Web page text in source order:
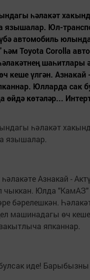
һәлакәт
язышалар. Юл-
автомобиль
Toyota Corolla
шаһитлары
кеше үлгән. Азнакай
Юлларда сак
көтәләр...
һәлакәт
язышалар.
Азнакай -
чыккан. Юлда "КамАЗ"
бәрелешкән.
машинадагы өч
япканнар.
иде! Барыбызны